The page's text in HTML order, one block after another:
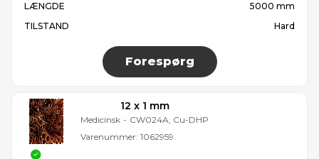
LÆNGDE
5000 mm
TILSTAND
Hard
Forespørg
12 x 1 mm
Medicinsk - CW024A, Cu-DHP
Varenummer: 1062959